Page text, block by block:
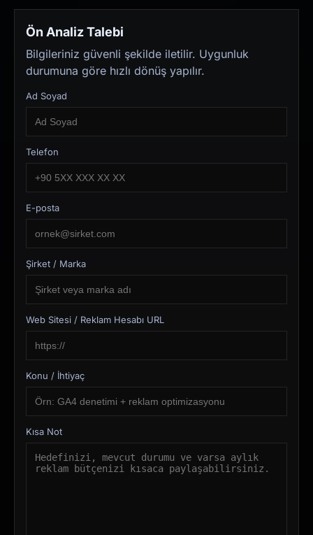
Ön Analiz Talebi
Bilgileriniz güvenli şekilde iletilir. Uygunluk
durumuna göre hızlı dönüş yapılır.
Ad Soyad
Telefon
E-posta
Şirket / Marka
Web Sitesi / Reklam Hesabı URL
Konu / İhtiyaç
Kısa Not